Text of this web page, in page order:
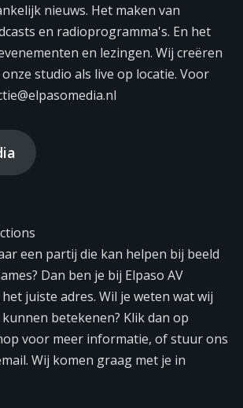
nieuws. Het maken van
en radioprogramma's. En het
en lezingen. Wij creëren
studio als live op locatie. Voor
een partij die kan helpen bij beeld
Dan ben je bij Elpaso AV
juiste adres. Wil je weten wat wij
betekenen? Klik dan op
voor meer informatie, of stuur ons
Wij komen graag met je in